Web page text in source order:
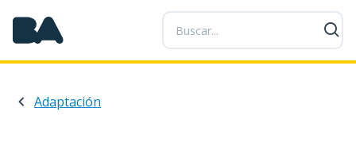
P
a
s
a
Adaptación